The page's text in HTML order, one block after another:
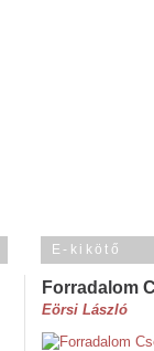
E-kikötő
Forradalom
Eörsi László